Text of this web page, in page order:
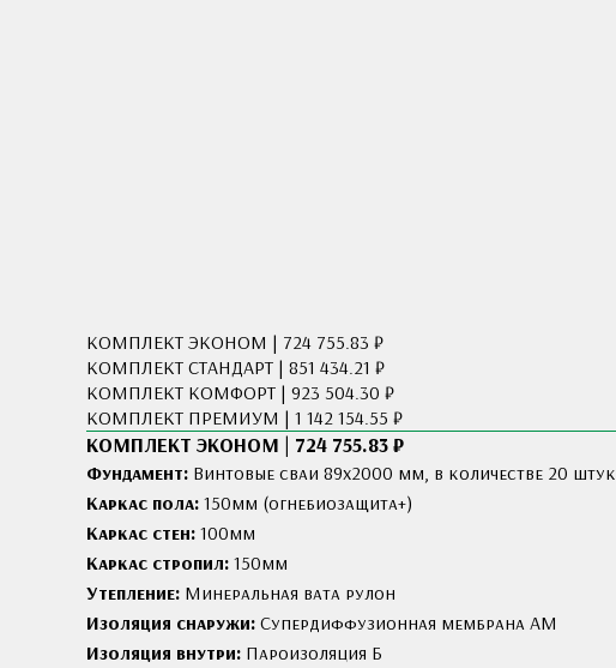
КОМПЛЕКТ ЭКОНОМ | 724 755.83 ₽
КОМПЛЕКТ СТАНДАРТ | 851 434.21 ₽
КОМПЛЕКТ КОМФОРТ | 923 504.30 ₽
КОМПЛЕКТ ПРЕМИУМ | 1 142 154.55 ₽
КОМПЛЕКТ ЭКОНОМ | 724 755.83 ₽
Фундамент: Винтовые сваи 89x2000 мм, в количестве 20 штук.
Каркас пола: 150мм (огнебиозащита+)
Каркас стен: 100мм
Каркас стропил: 150мм
Утепление: Минеральная вата рулон
Изоляция снаружи: Cупердиффузионная мембрана AM
Изоляция внутри: Пароизоляция Б